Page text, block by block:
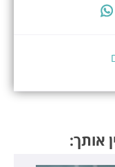
אותך: